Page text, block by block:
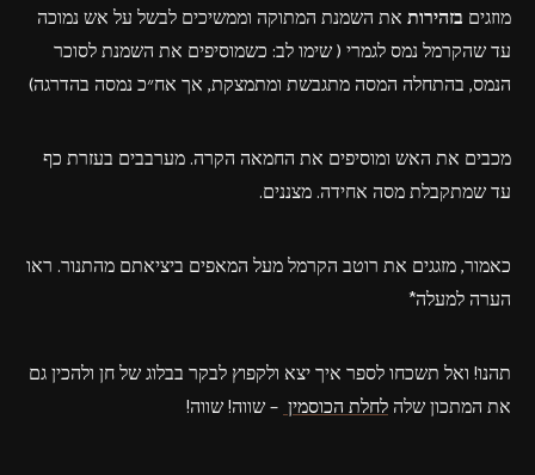
מוזגים בזהירותאת השמנת המתוקה וממשיכים לבשל על אש נמוכה
עד שהקרמל נמס לגמרי ( שימו לב: כשמוסיפים את השמנת לסוכר
הנמס, בהתחלה המסה מתגבשת ומתמצקת, אך אח״כ נמסה בהדרגה)
מכבים את האש ומוסיפים את החמאה הקרה. מערבבים בעזרת כף
עד שמתקבלת מסה אחידה. מצננים.
כאמור, מזגגים את רוטב הקרמל מעל המאפים ביציאתם מהתנור. ראו
הערה למעלה*
תהנו! ואל תשכחו לספר איך יצא ולקפוץ לבקר בבלוג של חן ולהכין גם
את המתכון שלהלחלת הכוסמין– שווה! שווה!